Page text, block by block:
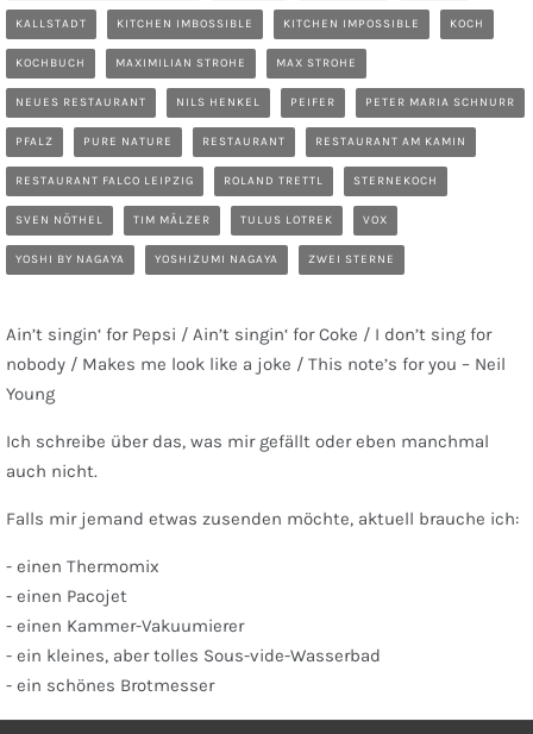
KALLSTADT KITCHEN IMBOSSIBLE KITCHEN IMPOSSIBLE KOCH
KOCHBUCH MAXIMILIAN STROHE MAX STROHE
NEUES RESTAURANT NILS HENKEL PEIFER PETER MARIA SCHNURR
PFALZ PURE NATURE RESTAURANT RESTAURANT AM KAMIN
RESTAURANT FALCO LEIPZIG ROLAND TRETTL STERNEKOCH
SVEN NÖTHEL TIM MÄLZER TULUS LOTREK VOX
YOSHI BY NAGAYA YOSHIZUMI NAGAYA ZWEI STERNE
Ain’t singin‘ for Pepsi / Ain’t singin‘ for Coke / I don’t sing for
nobody / Makes me look like a joke / This note’s for you – Neil
Young
Ich schreibe über das, was mir gefällt oder eben manchmal
auch nicht.
Falls mir jemand etwas zusenden möchte, aktuell brauche ich:
- einen Thermomix
- einen Pacojet
- einen Kammer-Vakuumierer
- ein kleines, aber tolles Sous-vide-Wasserbad
- ein schönes Brotmesser